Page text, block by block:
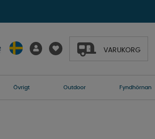
VARUKORG
Övrigt Outdoor Fyndhörnan